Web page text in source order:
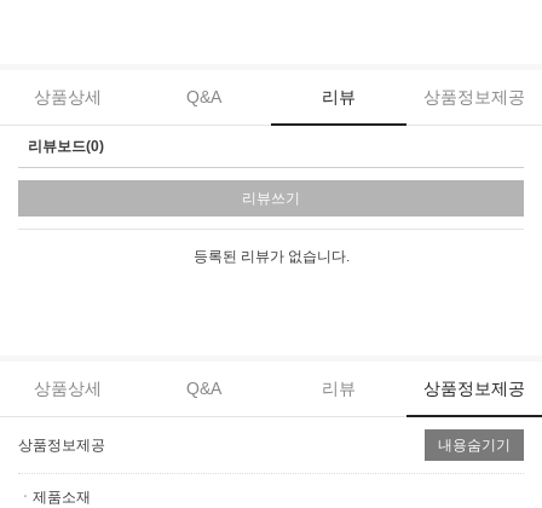
상품상세 Q&A 리뷰 상품정보제공
리뷰보드(0)
리뷰쓰기
등록된 리뷰가 없습니다.
상품상세 Q&A 리뷰 상품정보제공
상품정보제공 내용숨기기
ㆍ제품소재